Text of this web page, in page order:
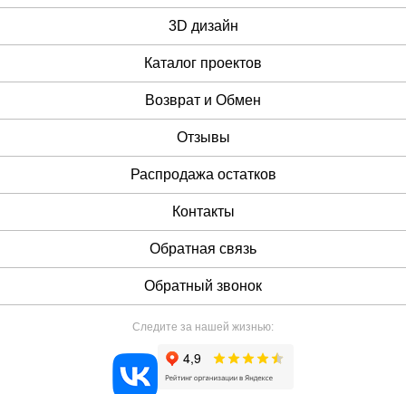
3D дизайн
Каталог проектов
Возврат и Обмен
Отзывы
Распродажа остатков
Контакты
Обратная связь
Обратный звонок
Следите за нашей жизнью: